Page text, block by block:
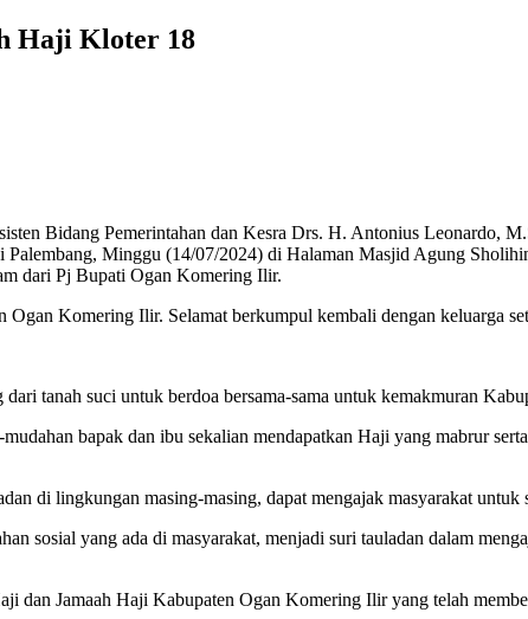
Haji Kloter 18
Bidang Pemerintahan dan Kesra Drs. H. Antonius Leonardo,
Minggu (14/07/2024) di Halaman Masjid Agung
dari Pj Bupati Ogan Komering Ilir.
Komering Ilir. Selamat berkumpul kembali dengan keluarga
tanah suci untuk berdoa bersama-sama untuk kemakmuran
bapak dan ibu sekalian mendapatkan Haji yang mabrur
di lingkungan masing-masing, dapat mengajak masyarakat
sosial yang ada di masyarakat, menjadi suri tauladan dalam
dan Jamaah Haji Kabupaten Ogan Komering Ilir yang telah